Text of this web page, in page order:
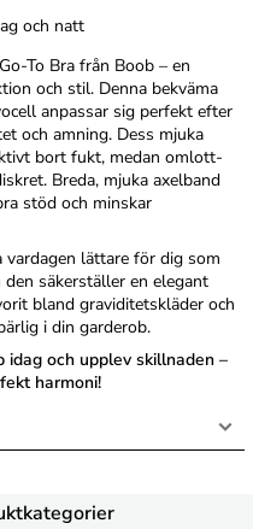
och natt
To Bra från Boob – en
och stil. Denna bekväma
anpassar sig perfekt efter
och amning. Dess mjuka
bort fukt, medan omlott-
Breda, mjuka axelband
stöd och minskar
vardagen lättare för dig som
säkerställer en elegant
bland graviditetskläder och
i din garderob.
idag och upplev skillnaden –
harmoni!